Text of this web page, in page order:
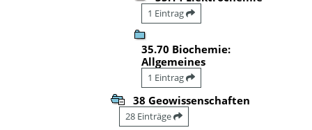
1 Eintrag
35.70 Biochemie:
Allgemeines
1 Eintrag
38 Geowissenschaften
28 Einträge